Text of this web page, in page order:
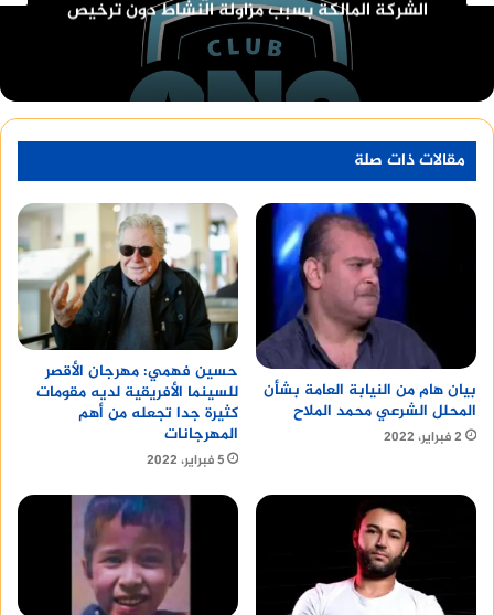
مقالات ذات صلة
بيان هام من النيابة العامة بشأن
المحلل الشرعي محمد الملاح
2 فبراير، 2022
حسين فهمي: مهرجان الأقصر
للسينما الأفريقية لديه مقومات
كثيرة جدا تجعله من أهم
المهرجانات
5 فبراير، 2022